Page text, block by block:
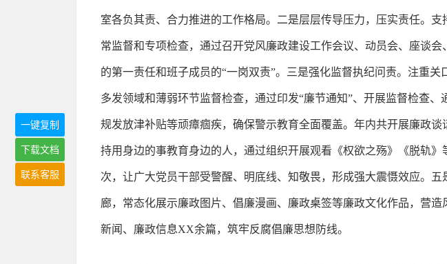
室各负其责、合力推进的工作格局。二是层层传导压力，压实责任。
常监督和专项检查，通过召开党风廉政建设工作会议、动员会、座谈
的第一责任和班子成员的“一岗双责”。三是强化监督执纪问责。注重
多发领域和薄弱环节监督检查，通过印发“廉节通知”、开展监督检查
规发放津补贴等顽瘴痼疾，确保警示教育全面覆盖。年内共开展廉政
持用身边的事教育身边的人，通过组织开展观看《权欲之殇》《脱轨
次，让广大党员干部受警醒、明底线、知敬畏，形成强大震慑效应。
廊，常态化展示廉政图片、倡廉漫画、廉政桌签等廉政文化作品，营
新闻、廉政信息XX余篇，筑牢反腐倡廉思想防线。
一键复制
下载文档
联系客服